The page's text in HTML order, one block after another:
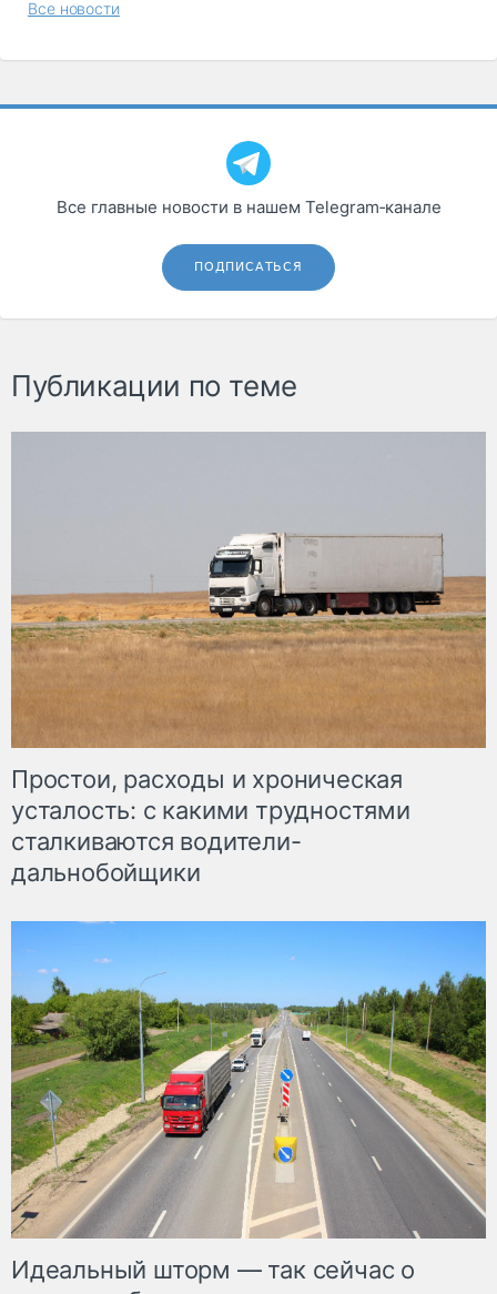
Все новости
Все главные новости в нашем Telegram‑канале
ПОДПИСАТЬСЯ
Публикации по теме
Простои, расходы и хроническая
усталость: с какими трудностями
сталкиваются водители-
дальнобойщики
Идеальный шторм — так сейчас о